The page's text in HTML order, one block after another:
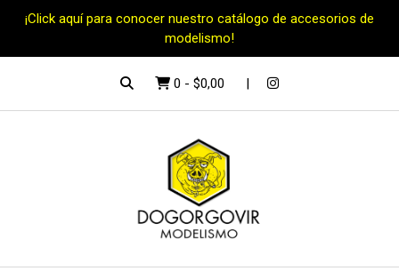
¡Click aquí para conocer nuestro catálogo de accesorios de
modelismo!
0 - $0,00